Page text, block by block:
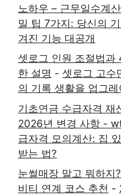
노하우 – 근무일수계
밀 팁 7가지: 당신의
겨진 기능 대공개
셋로그 인원 조절법과
한 설명 - 셋로그 고수
의 기록 생활을 업그
기초연금 수급자격 재
2026년 변경 사항 -
급자격 모의계산: 집
받는 법?
눈썰매장 말고 뭐하지
비티 연계 코스 추천 -